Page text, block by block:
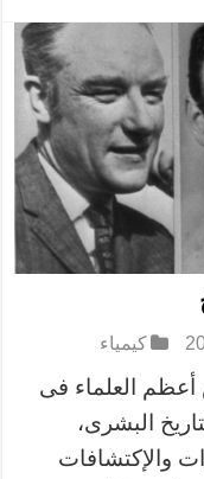
كيمياء
العلماء فى
البشرى،
والإكتشافات